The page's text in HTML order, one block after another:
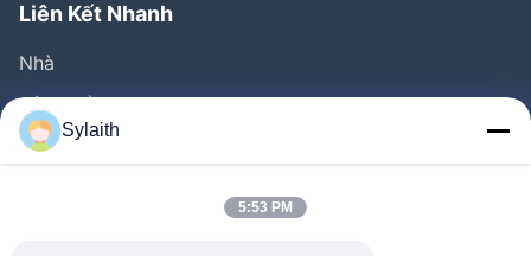
Liên Kết Nhanh
Nhà
Sản Phẩm
Video
Sylaith
5:53 PM